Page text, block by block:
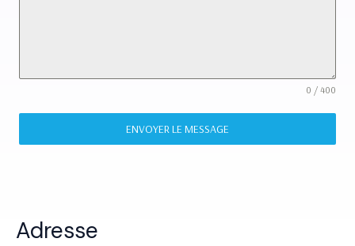
0 / 400
ENVOYER LE MESSAGE
Adresse